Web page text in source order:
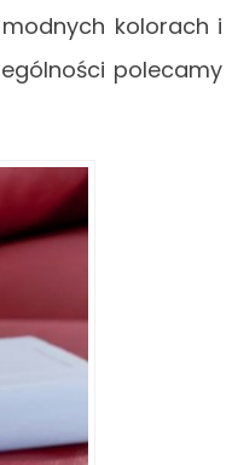
kolorach i
polecamy